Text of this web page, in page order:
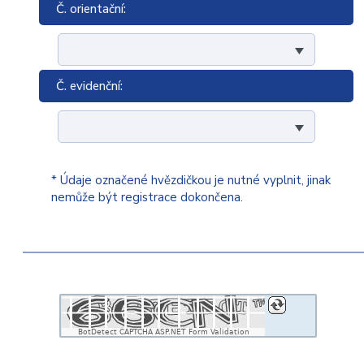
Č. orientační:
Č. evidenční:
* Údaje označené hvězdičkou je nutné vyplnit, jinak
nemůže být registrace dokončena.
BotDetect CAPTCHA ASP.NET Form Validation